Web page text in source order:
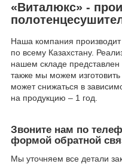
«Виталюкс» -
Наша компания
по всему Казахстану.
нашем складе представлен
также мы можем
может снижаться в
на продукцию – 1 год.
Звоните нам по
формой обратной
Мы уточняем все детали